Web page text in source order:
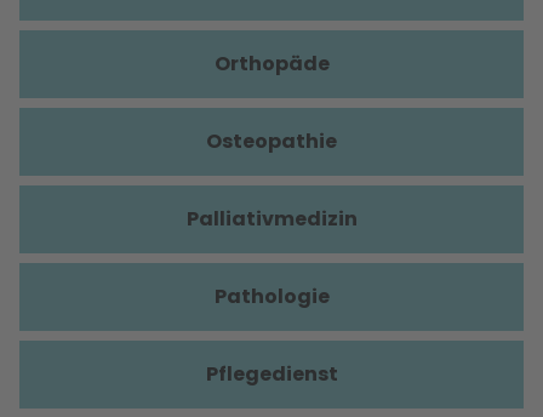
Orthopäde
Osteopathie
Palliativmedizin
Pathologie
Pflegedienst